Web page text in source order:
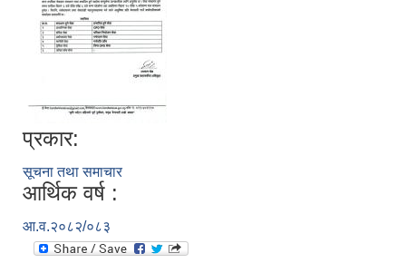
प्रकार:
सूचना तथा समाचार
आर्थिक वर्ष :
आ.व.२०८२/०८३